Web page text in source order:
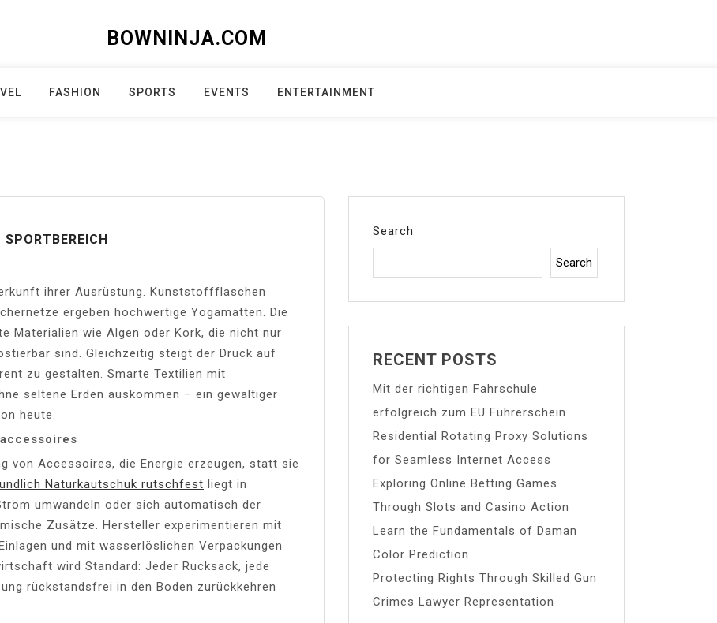
BOWNINJA.COM
FASHION SPORTS EVENTS ENTERTAINMENT
ihrer Ausrüstung. Kunststoffflaschen
ergeben hochwertige Yogamatten. Die
Materialien wie Algen oder Kork, die nicht nur
sind. Gleichzeitig steigt der Druck auf
zu gestalten. Smarte Textilien mit
seltene Erden auskommen – ein gewaltiger
heute.
von Accessoires, die Energie erzeugen, statt sie
Naturkautschuk rutschfest liegt in
umwandeln oder sich automatisch der
Zusätze. Hersteller experimentieren mit
und mit wasserlöslichen Verpackungen
wird Standard: Jeder Rucksack, jede
rückstandsfrei in den Boden zurückkehren
Search
Search
RECENT POSTS
Mit der richtigen Fahrschule
erfolgreich zum EU Führerschein
Residential Rotating Proxy Solutions
for Seamless Internet Access
Exploring Online Betting Games
Through Slots and Casino Action
Learn the Fundamentals of Daman
Color Prediction
Protecting Rights Through Skilled Gun
Crimes Lawyer Representation